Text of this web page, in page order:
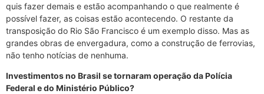
quis fazer demais e estão acompanhando o que realmente é
possível fazer, as coisas estão acontecendo. O restante da
transposição do Rio São Francisco é um exemplo disso. Mas as
grandes obras de envergadura, como a construção de ferrovias,
não tenho notícias de nenhuma.
Investimentos no Brasil se tornaram operação da Polícia
Federal e do Ministério Público?